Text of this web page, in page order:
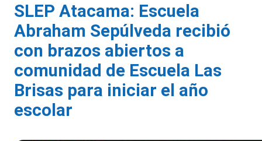
SLEP Atacama: Escuela
Abraham Sepúlveda recibió
con brazos abiertos a
comunidad de Escuela Las
Brisas para iniciar el año
escolar